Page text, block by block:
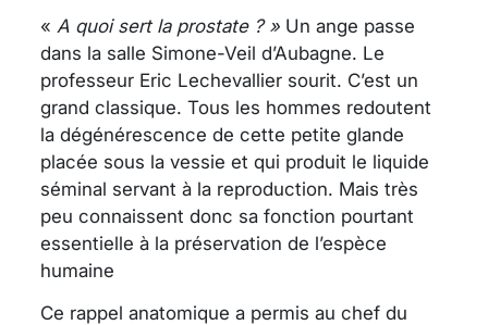
« A quoi sert la prostate ? » Un ange passe
dans la salle Simone-Veil d’Aubagne. Le
professeur Eric Lechevallier sourit. C’est un
grand classique. Tous les hommes redoutent
la dégénérescence de cette petite glande
placée sous la vessie et qui produit le liquide
séminal servant à la reproduction. Mais très
peu connaissent donc sa fonction pourtant
essentielle à la préservation de l’espèce
humaine
Ce rappel anatomique a permis au chef du